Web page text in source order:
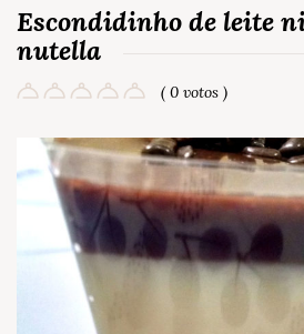
Escondidinho de leite
nutella
( 0 votos )